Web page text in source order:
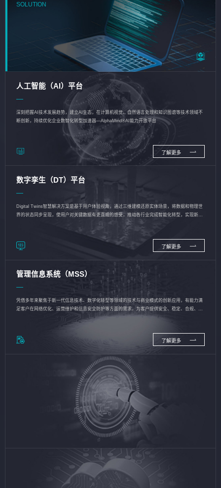
SOLUTION
人工智能（AI）平台
深刻把握AI技术发展趋势，建立AI生态，在计算机视觉、自然语言处理和知识图谱等技术领域不
断创新，持续优化企业数智化转型加速器—AlphaMind®AI能力开放平台
了解更多
数字孪生（DT）平台
Digital Twins智慧解决方案是基于用户体验视角，通过三维建模还原实体场景，将数据和物理世
界的状态同步呈现，使用户对关键数据有更直观的感受，推动各行业完成智能化转型，实现新旧
了解更多
管理信息系统（MSS）
凭借多年来聚焦于新一代信息技术、数字化转型等领域的技术与商业模式的创新应用，有能力满
足客户在网络优化、运营维护和信息安全防护等方面的需求，为客户提供安全、稳定、合规、持
了解更多